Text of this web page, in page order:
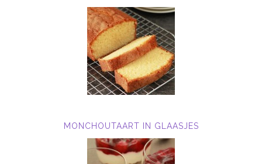
MONCHOUTAART IN GLAASJES